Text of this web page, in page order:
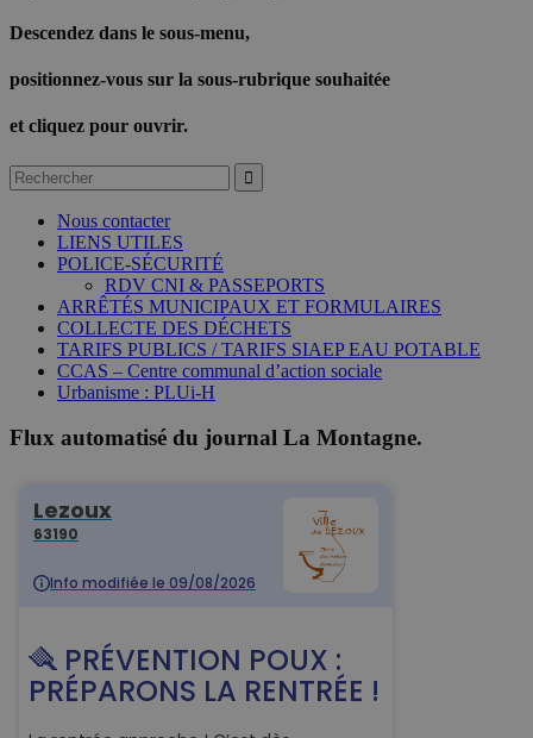
Descendez dans le sous-menu,
positionnez-vous sur la sous-rubrique souhaitée
et cliquez pour ouvrir.
Nous contacter
LIENS UTILES
POLICE-SÉCURITÉ
RDV CNI & PASSEPORTS
ARRÊTÉS MUNICIPAUX ET FORMULAIRES
COLLECTE DES DÉCHETS
TARIFS PUBLICS / TARIFS SIAEP EAU POTABLE
CCAS – Centre communal d’action sociale
Urbanisme : PLUi-H
Flux automatisé du journal La Montagne.